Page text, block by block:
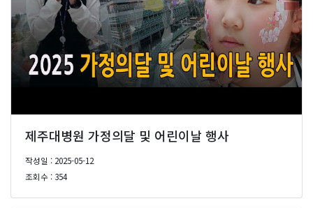
제주대병원 가정의달 및 어린이날 행사
작성일 : 2025-05-12
조회수 : 354